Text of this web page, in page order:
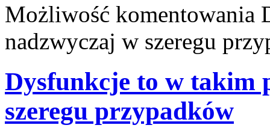
Możliwość komentowania
nadzwyczaj w szeregu
Dysfunkcje to w takim
szeregu przypadków